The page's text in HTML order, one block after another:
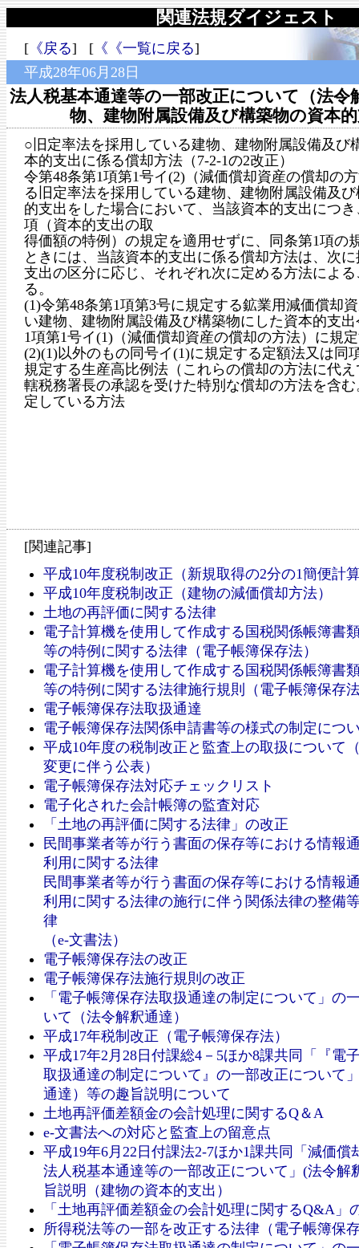
関連法規ダイジェスト
[《戻る] [《《一覧に戻る]
平成28年06月28日
法人税基本通達等の一部改正について（法令
物、建物附属設備及び構築物の資本
○旧定率法を採用している建物、建物附属設備及び
本的支出に係る償却方法（7-2-1の2改正）
令第48条第1項第1号イ(2)（減価償却資産の償却の
る旧定率法を採用している建物、建物附属設備及
的支出をした場合において、当該資本的支出につき
項（資本的支出の取
得価額の特例）の規定を適用せずに、同条第1項の
ときには、当該資本的支出に係る償却方法は、次
支出の区分に応じ、それぞれ次に定める方法によ
る。
(1)令第48条第1項第3号に規定する鉱業用減価償却
い建物、建物附属設備及び構築物にした資本的支出
1項第1号イ(1)（減価償却資産の償却の方法）に規
(2)(1)以外のもの同号イ(1)に規定する定額法又は同
規定する生産高比例法（これらの償却の方法に代
轄税務署長の承認を受けた特別な償却の方法を含
定している方法
[関連記事]
平成10年度税制改正（新規取得の2分の1簡便計
平成10年度税制改正（建物の減価償却方法）
土地の再評価に関する法律
電子計算機を使用して作成する国税関係帳簿書
等の特例に関する法律（電子帳簿保存法）
電子計算機を使用して作成する国税関係帳簿書
等の特例に関する法律施行規則（電子帳簿保存
電子帳簿保存法取扱通達
電子帳簿保存法関係申請書等の様式の制定につ
平成10年度の税制改正と監査上の取扱について
変更に伴う公表）
電子帳簿保存法対応チェックリスト
電子化された会計帳簿の監査対応
「土地の再評価に関する法律」の改正
民間事業者等が行う書面の保存等における情報
利用に関する法律
民間事業者等が行う書面の保存等における情報
利用に関する法律の施行に伴う関係法律の整備
律
（e-文書法）
電子帳簿保存法の改正
電子帳簿保存法施行規則の改正
「電子帳簿保存法取扱通達の制定について」の
いて（法令解釈通達）
平成17年税制改正（電子帳簿保存法）
平成17年2月28日付課総4－5ほか8課共同「『電
取扱通達の制定について』の一部改正について
通達）等の趣旨説明について
土地再評価差額金の会計処理に関するQ＆A
e-文書法への対応と監査上の留意点
平成19年6月22日付課法2-7ほか1課共同「減価償
法人税基本通達等の一部改正について」(法令解
旨説明（建物の資本的支出）
「土地再評価差額金の会計処理に関するQ&A」
所得税法等の一部を改正する法律（電子帳簿保